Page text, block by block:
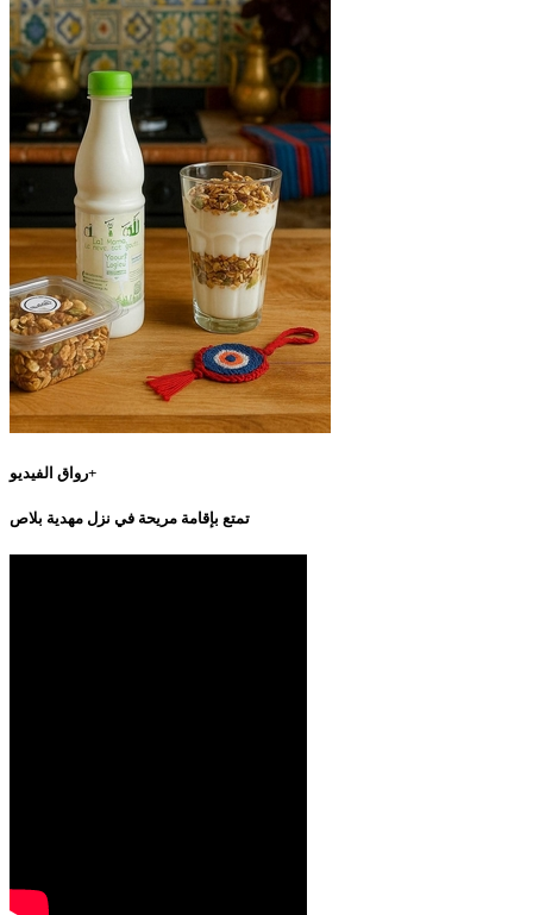
رواق الفيديو+
تمتع بإقامة مريحة في نزل مهدية بلاص